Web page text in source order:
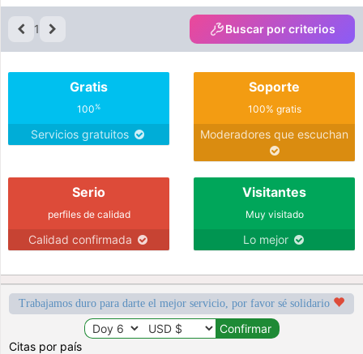
1 Buscar por criterios
Gratis
100%
Servicios gratuitos
Soporte
100% gratis
Moderadores que escuchan
Serio
perfiles de calidad
Calidad confirmada
Visitantes
Muy visitado
Lo mejor
Trabajamos duro para darte el mejor servicio, por favor sé solidario
Citas por país